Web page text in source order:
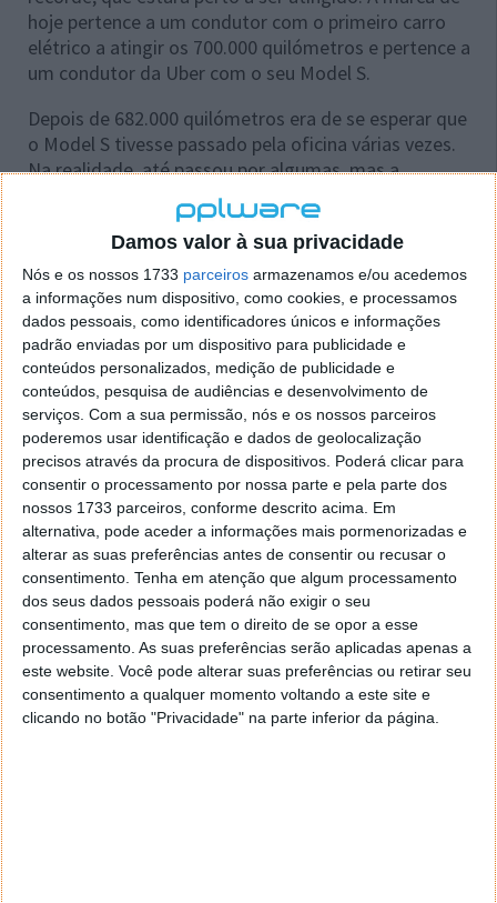
Damos valor à sua privacidade
Nós e os nossos 1733 parceiros armazenamos e/ou acedemos
a informações num dispositivo, como cookies, e processamos
dados pessoais, como identificadores únicos e informações
padrão enviadas por um dispositivo para publicidade e
conteúdos personalizados, medição de publicidade e
conteúdos, pesquisa de audiências e desenvolvimento de
serviços. Com a sua permissão, nós e os nossos parceiros
poderemos usar identificação e dados de geolocalização
precisos através da procura de dispositivos. Poderá clicar para
consentir o processamento por nossa parte e pela parte dos
nossos 1733 parceiros, conforme descrito acima. Em
alternativa, pode aceder a informações mais pormenorizadas e
alterar as suas preferências antes de consentir ou recusar o
consentimento. Tenha em atenção que algum processamento
dos seus dados pessoais poderá não exigir o seu
consentimento, mas que tem o direito de se opor a esse
processamento. As suas preferências serão aplicadas apenas a
este website. Você pode alterar suas preferências ou retirar seu
consentimento a qualquer momento voltando a este site e
clicando no botão "Privacidade" na parte inferior da página.
hoje pertence a um condutor com o primeiro carro
elétrico a atingir os 700.000 quilómetros e pertence a
um condutor da Uber com o seu Model S.
Depois de 682.000 quilómetros era de se esperar que
o Model S tivesse passado pela oficina várias vezes.
Na realidade, até passou por algumas, mas a
quilometragem entre cada uma das ocasiões reflete
bem a confiabilidade deste modelo, que também
deixou a fábrica com opacote de garantiailimitada,
portanto, nenhum custo foi contabilizado em
reparações e substituições de componentes
principais.
Mas calma, para além de elementos de desgaste,
vários componentes-chave foram substituídos ao
longo do tempo, mas é notável que o motor elétrico
traseiro permanece o mesmo que deixou a fábrica
em 2015. No entanto, o motor elétrico frontal foi
substituído. Agora, a substituição só se deu quando
este já tinha 611.000 quilómetros. É obra!
E a bateria?